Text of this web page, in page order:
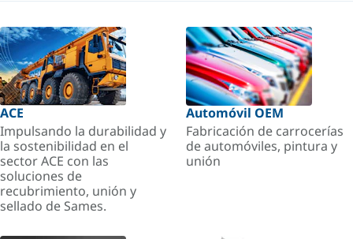
ACE
Impulsando la durabilidad y
la sostenibilidad en el
sector ACE con las
soluciones de
recubrimiento, unión y
sellado de Sames.
Automóvil OEM
Fabricación de carrocerías
de automóviles, pintura y
unión